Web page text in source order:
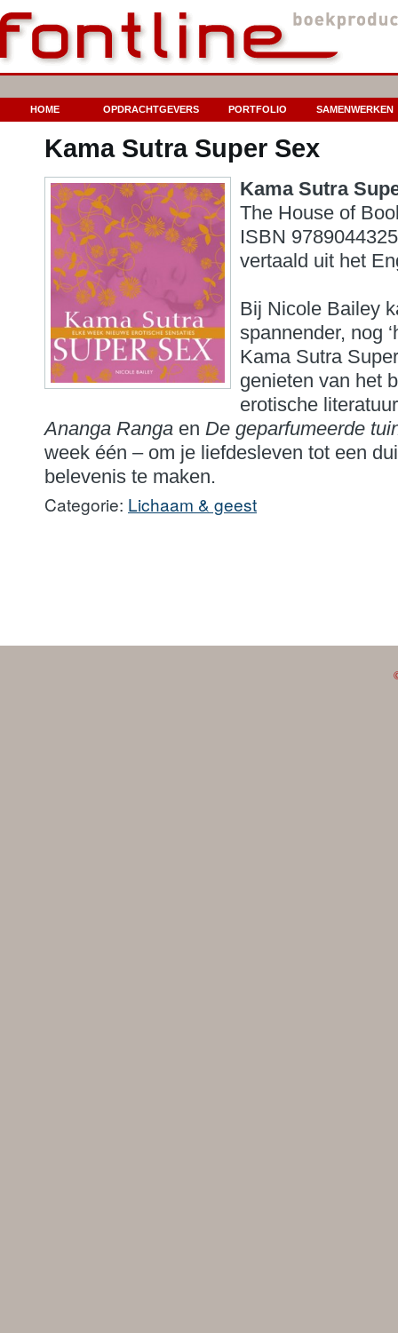
HOME OPDRACHTGEVERS PORTFOLIO SAMENWERKEN
Kama Sutra Super Sex
Kama Sutra
The House of
ISBN
vertaald uit het
Bij Nicole Bailey
spannender, nog
Kama Sutra
genieten van het
erotische
Ananga Ranga en De geparfumeerde
week één – om je liefdesleven tot een
belevenis te maken.
Categorie: Lichaam & geest